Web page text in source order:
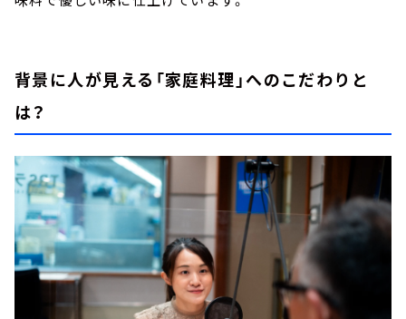
背景に人が見える「家庭料理」へのこだわりと
は？